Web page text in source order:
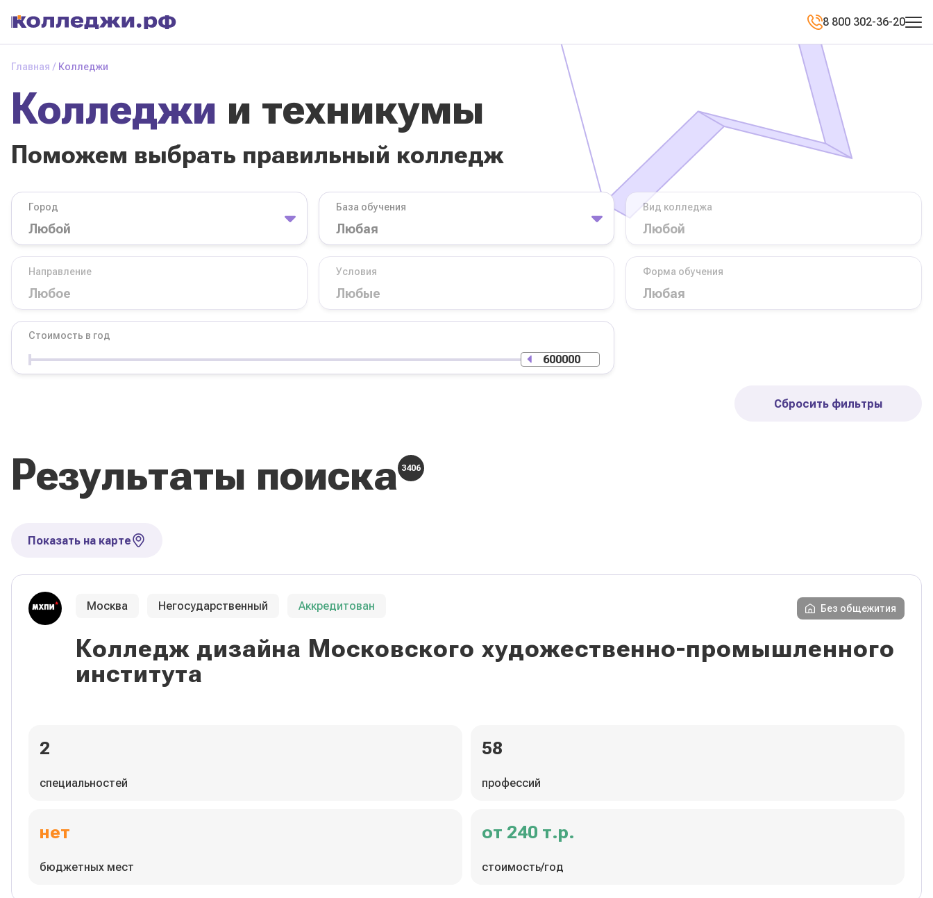
8 800 302-36-20
Главная Колледжи
Колледжи и техникумы
Поможем выбрать правильный колледж
Город База обучения Вид колледжа
Направление Условия Форма обучения
Стоимость в год
Сбросить фильтры
Результаты поиска 3406
Показать на карте
Москва Негосударственный Аккредитован Без общежития
Колледж дизайна Московского художественно-промышленного
института
2
специальностей
58
профессий
нет
бюджетных мест
от 240 т.р.
стоимость/год
Колледжии
техникумы
Поможем выбрать
правильный
колледж
Город
колледжа
Условия Форма обучения